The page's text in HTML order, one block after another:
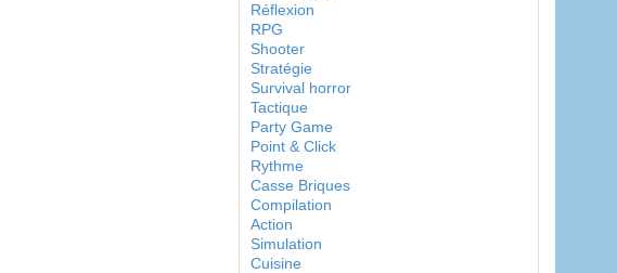
Réflexion
RPG
Shooter
Stratégie
Survival horror
Tactique
Party Game
Point & Click
Rythme
Casse Briques
Compilation
Action
Simulation
Cuisine